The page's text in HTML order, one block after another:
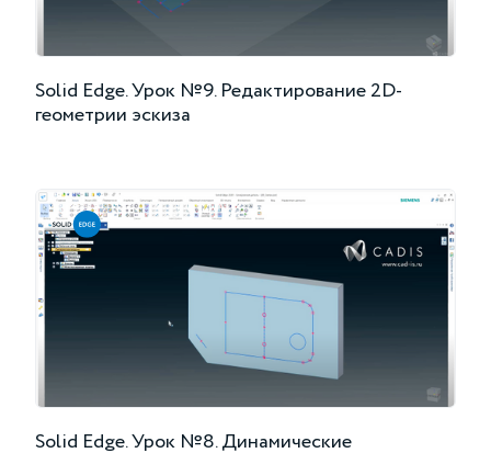
Solid Edge. Урок №9. Редактирование 2D-
геометрии эскиза
Solid Edge. Урок №8. Динамические